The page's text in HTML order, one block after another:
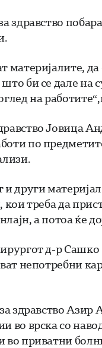
здравство
материјалите,
би се дале на
на
Јовица
по
други
треба да
а потоа ќе
д-р Сашко
непотребни
здравство
во врска со
во приватни